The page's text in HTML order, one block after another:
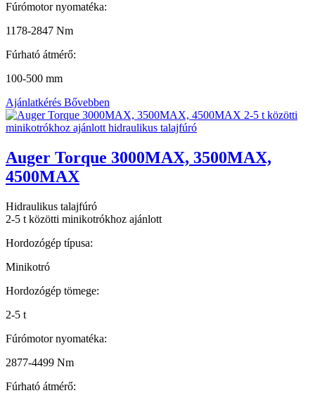
Fúrómotor nyomatéka:
1178-2847 Nm
Fúrható átmérő:
100-500 mm
Ajánlatkérés Bővebben
Auger Torque 3000MAX, 3500MAX,
4500MAX
Hidraulikus talajfúró
2-5 t közötti minikotrókhoz ajánlott
Hordozógép típusa:
Minikotró
Hordozógép tömege:
2-5 t
Fúrómotor nyomatéka:
2877-4499 Nm
Fúrható átmérő: